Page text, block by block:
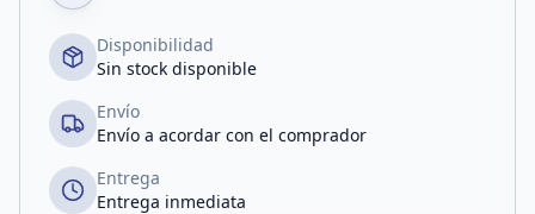
Disponibilidad
Sin stock disponible
Envío
Envío a acordar con el comprador
Entrega
Entrega inmediata